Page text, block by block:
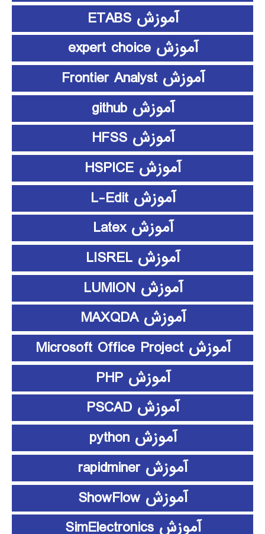
آموزش ETABS
آموزش expert choice
آموزش Frontier Analyst
آموزش github
آموزش HFSS
آموزش HSPICE
آموزش L-Edit
آموزش Latex
آموزش LISREL
آموزش LUMION
آموزش MAXQDA
آموزش Microsoft Office Project
آموزش PHP
آموزش PSCAD
آموزش python
آموزش rapidminer
آموزش ShowFlow
آموزش SimElectronics